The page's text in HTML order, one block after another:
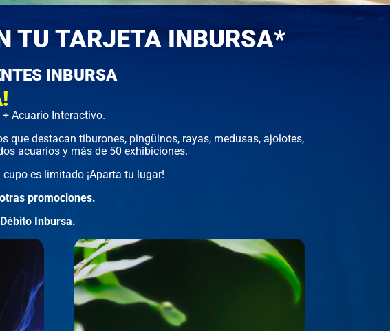
TU TARJETA INBURSA*
INBURSA
Acuario Interactivo.
que destacan tiburones, pingüinos, rayas, medusas, ajolotes,
acuarios y más de 50 exhibiciones.
es limitado ¡Aparta tu lugar!
promociones.
Inbursa.